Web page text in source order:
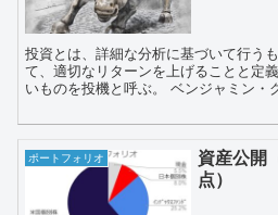
投資とは、詳細な分析に基づいて行う
て、適切なリターンを上げることと定
いものを投機と呼ぶ。 ベンジャミン・
家』，1949年 株式の投機は悪だろう
ポートフォリオ
資産公開
点）